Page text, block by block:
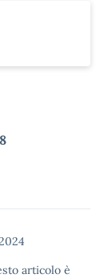
articolo è